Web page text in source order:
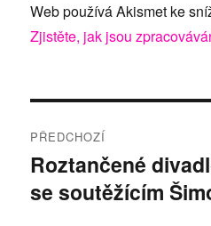
Web používá Akismet ke
Zjistěte, jak jsou
pro
příspěvek
PŘEDCHOZÍ
Předchozí
příspěvek:
Roztančené
se soutěžícím